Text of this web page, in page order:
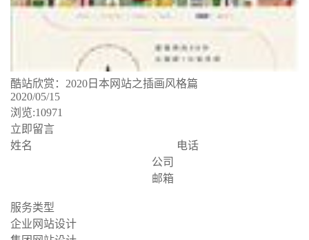
酷站欣赏：2020日本网站之插画风格篇
2020/05/15
浏览:10971
立即留言
姓名
电话
公司
邮箱
服务类型
企业网站设计